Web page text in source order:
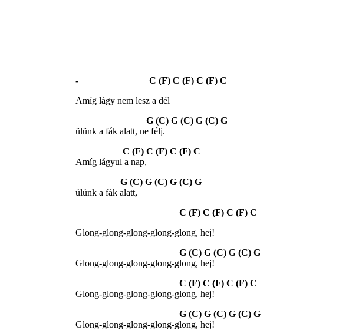
- C (F) C (F) C (F) C
Amíg lágy nem lesz a dél
G (C) G (C) G (C) G
ülünk a fák alatt, ne félj.
C (F) C (F) C (F) C
Amíg lágyul a nap,
G (C) G (C) G (C) G
ülünk a fák alatt,
C (F) C (F) C (F) C
Glong-glong-glong-glong-glong, hej!
G (C) G (C) G (C) G
Glong-glong-glong-glong-glong, hej!
C (F) C (F) C (F) C
Glong-glong-glong-glong-glong, hej!
G (C) G (C) G (C) G
Glong-glong-glong-glong-glong, hej!